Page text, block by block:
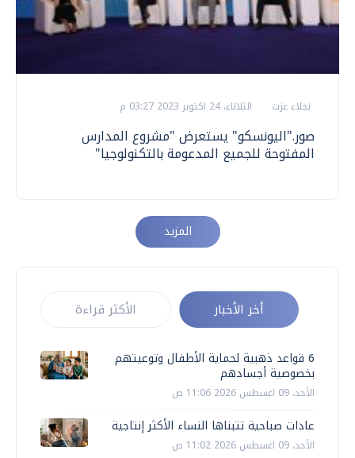
نجلاء عزت الثلاثاء، 24 اكتوبر 2023 03:27 م
صور."اليونسكو" يستعرض "مشروع المدارس
المفتوحة للجميع المدعومة بالتكنولوجيا"
المزيد
أخر الأخبار الأكثر قراءة
6 قواعد ذهبية لحماية الأطفال وتوعيتهم
بخصوصية أجسادهم
الأحد، 09 اغسطس 2026 11:06 ص
عادات صباحية تتبناها النساء الأكثر إنتاجية
الأحد، 09 اغسطس 2026 11:02 ص